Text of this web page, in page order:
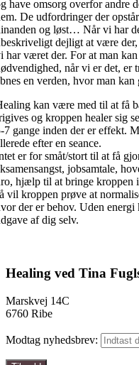
have omsorg overfor andre
De udfordringer der
og løst… Når vi har
dejligt at være
har været der. For at man
når vi er det, er
en verden, hvor man
kan være med til at få
og kroppen healer sig
7 gange inden der er effekt.
efter en seance.
er for småt/stort til at få
jobsamtale,
hjælp til at bringe kroppen
vil kroppen prøve at
der er behov. Uden
af dig selv.
Healing ved Tina
Marskvej 14C
6760 Ribe
Modtag nyhedsbrev: